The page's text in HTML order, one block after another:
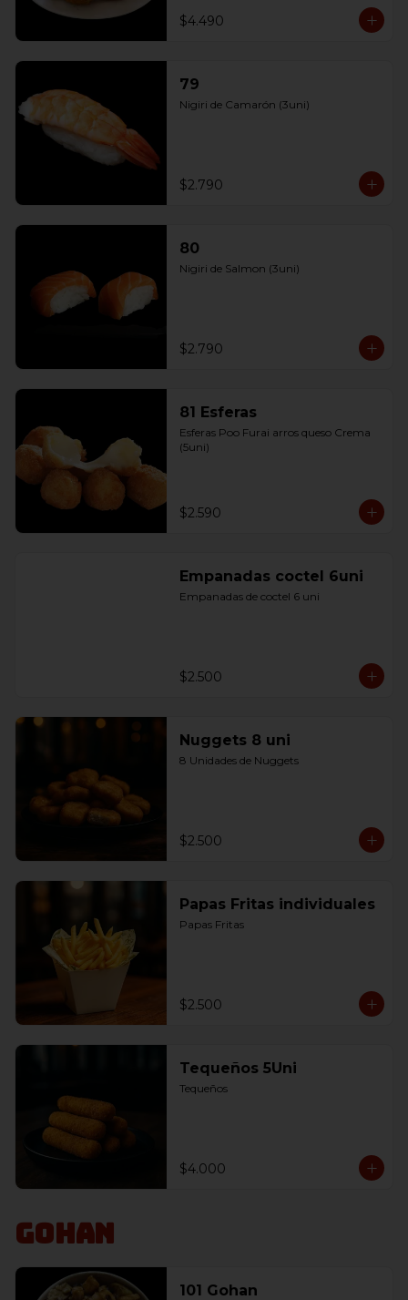
$4.490
79
Nigiri de Camarón (3uni)
$2.790
80
Nigiri de Salmon (3uni)
$2.790
81 Esferas
Esferas Poo Furai arros queso Crema
(5uni)
$2.590
Empanadas coctel 6uni
Empanadas de coctel 6 uni
$2.500
Nuggets 8 uni
8 Unidades de Nuggets
$2.500
Papas Fritas individuales
Papas Fritas
$2.500
Tequeños 5Uni
Tequeños
$4.000
Gohan
101 Gohan